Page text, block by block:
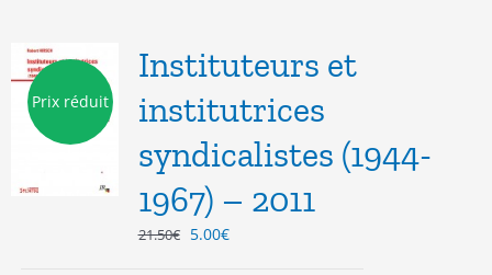
Prix réduit
Instituteurs et
institutrices
syndicalistes (1944-
1967) – 2011
21.50€ Le
5.00€Le